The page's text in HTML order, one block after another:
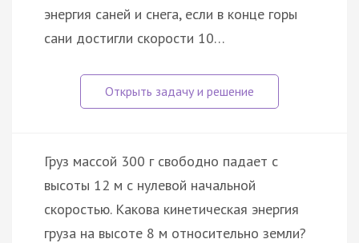
энергия саней и снега, если в конце горы
сани достигли скорости 10…
Груз массой 300 г свободно падает с
высоты 12 м с нулевой начальной
скоростью. Какова кинетическая энергия
груза на высоте 8 м относительно земли?